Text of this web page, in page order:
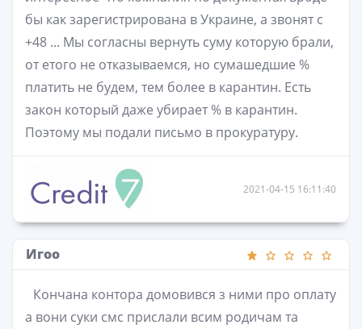
бы как зарегистрирована в Украине, а звонят с
+48 ... Мы согласны вернуть суму которую брали,
от етого не отказываемся, но сумашедшие %
платить не будем, тем более в карантин. Есть
закон который даже убирает % в карантин.
Поэтому мы подали письмо в прокуратуру.
2021-04-15 16:11:40
Игоо
Кончана контора домовився з ними про оплату
а вони суки смс прислали всим родичам та